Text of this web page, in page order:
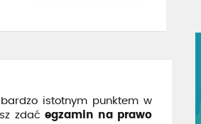
istotnym punktem w
zdać egzamin na prawo